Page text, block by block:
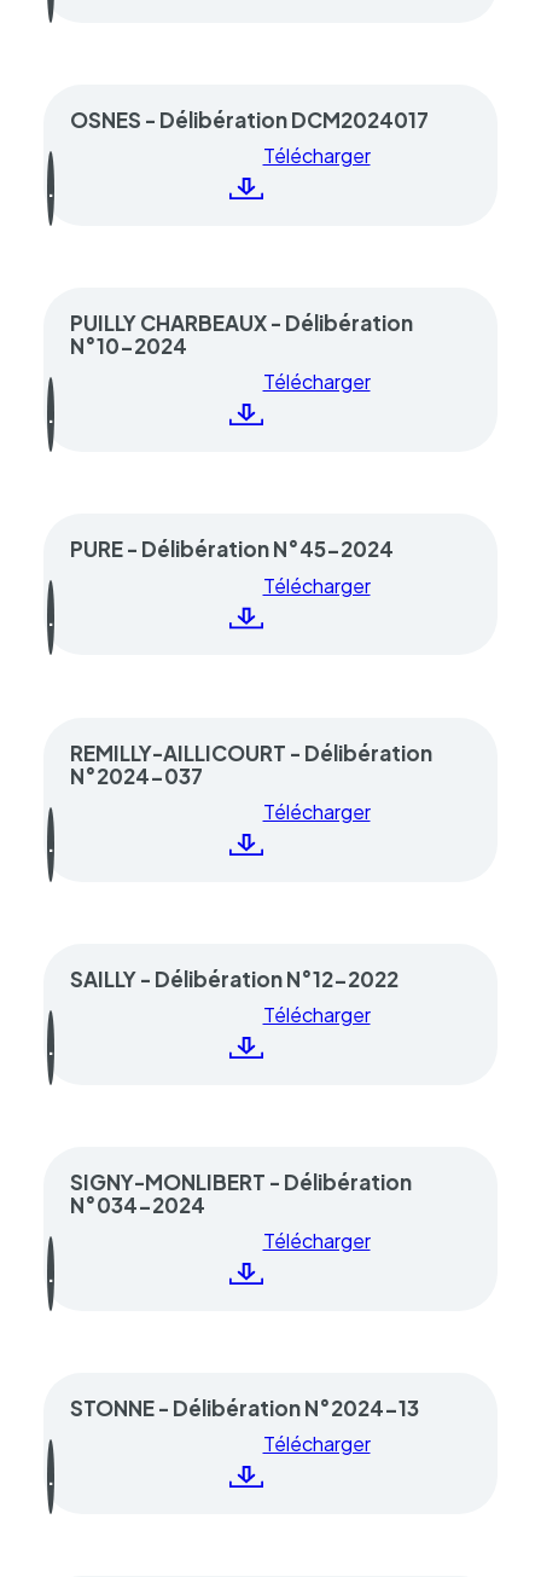
OSNES - Délibération DCM2024017
Télécharger
PUILLY CHARBEAUX - Délibération
N°10-2024
Télécharger
PURE - Délibération N°45-2024
Télécharger
REMILLY-AILLICOURT - Délibération
N°2024-037
Télécharger
SAILLY - Délibération N°12-2022
Télécharger
SIGNY-MONLIBERT - Délibération
N°034-2024
Télécharger
STONNE - Délibération N°2024-13
Télécharger